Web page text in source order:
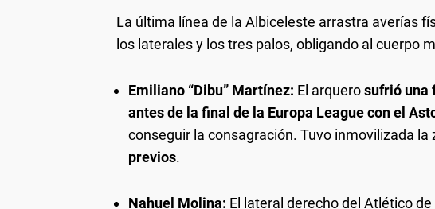
La última línea de la Albiceleste arrastra averías
los laterales y los tres palos, obligando al cuerpo
Emiliano “Dibu” Martínez: El arquerosufrió una
antes de la final de la Europa League con el
conseguir la consagración. Tuvo inmovilizada la
previos.
Nahuel Molina: El lateral derecho del Atlético